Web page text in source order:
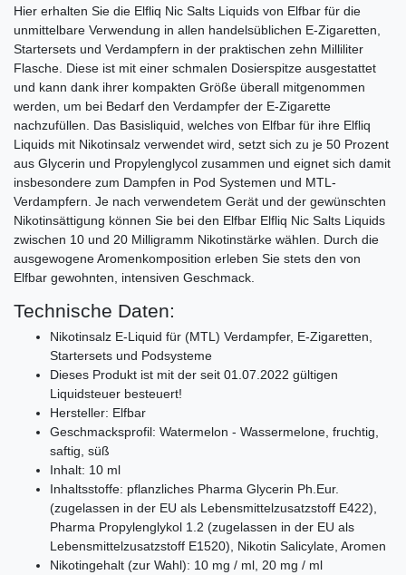
Hier erhalten Sie die Elfliq Nic Salts Liquids von Elfbar für die
unmittelbare Verwendung in allen handelsüblichen E-Zigaretten,
Startersets und Verdampfern in der praktischen zehn Milliliter
Flasche. Diese ist mit einer schmalen Dosierspitze ausgestattet
und kann dank ihrer kompakten Größe überall mitgenommen
werden, um bei Bedarf den Verdampfer der E-Zigarette
nachzufüllen. Das Basisliquid, welches von Elfbar für ihre Elfliq
Liquids mit Nikotinsalz verwendet wird, setzt sich zu je 50 Prozent
aus Glycerin und Propylenglycol zusammen und eignet sich damit
insbesondere zum Dampfen in Pod Systemen und MTL-
Verdampfern. Je nach verwendetem Gerät und der gewünschten
Nikotinsättigung können Sie bei den Elfbar Elfliq Nic Salts Liquids
zwischen 10 und 20 Milligramm Nikotinstärke wählen. Durch die
ausgewogene Aromenkomposition erleben Sie stets den von
Elfbar gewohnten, intensiven Geschmack.
Technische Daten:
Nikotinsalz E-Liquid für (MTL) Verdampfer, E-Zigaretten,
Startersets und Podsysteme
Dieses Produkt ist mit der seit 01.07.2022 gültigen
Liquidsteuer besteuert!
Hersteller: Elfbar
Geschmacksprofil: Watermelon - Wassermelone, fruchtig,
saftig, süß
Inhalt: 10 ml
Inhaltsstoffe: pflanzliches Pharma Glycerin Ph.Eur.
(zugelassen in der EU als Lebensmittelzusatzstoff E422),
Pharma Propylenglykol 1.2 (zugelassen in der EU als
Lebensmittelzusatzstoff E1520), Nikotin Salicylate, Aromen
Nikotingehalt (zur Wahl): 10 mg / ml, 20 mg / ml